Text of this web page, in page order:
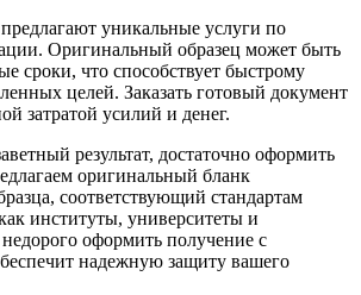
уникальные услуги по
Оригинальный образец может быть
сроки, что способствует быстрому
целей. Заказать готовый документ
затратой усилий и денег.
результат, достаточно оформить
оригинальный бланк
соответствующий стандартам
институты, университеты и
оформить получение с
надежную защиту вашего